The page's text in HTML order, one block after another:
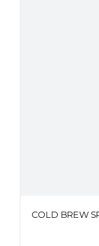
COLD BREW